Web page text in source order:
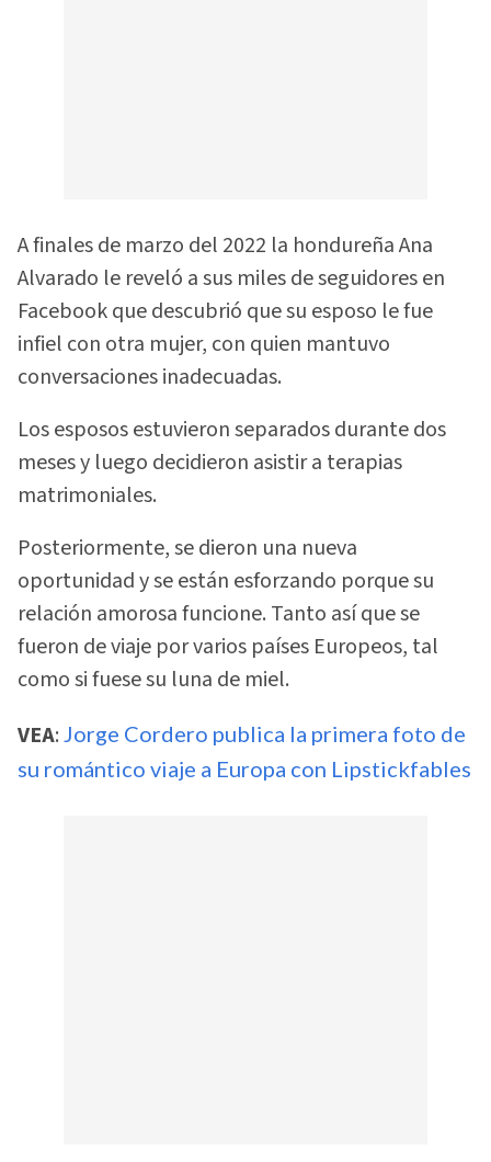
A finales de marzo del 2022 la hondureña Ana
Alvarado le reveló a sus miles de seguidores en
Facebook que descubrió que su esposo le fue
infiel con otra mujer, con quien mantuvo
conversaciones inadecuadas.
Los esposos estuvieron separados durante dos
meses y luego decidieron asistir a terapias
matrimoniales.
Posteriormente, se dieron una nueva
oportunidad y se están esforzando porque su
relación amorosa funcione. Tanto así que se
fueron de viaje por varios países Europeos, tal
como si fuese su luna de miel.
VEA: Jorge Cordero publica la primera foto de
su romántico viaje a Europa con Lipstickfables